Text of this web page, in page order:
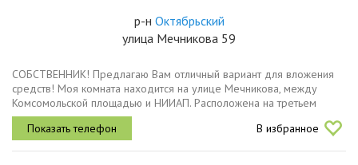
р-н Октябрьский
улица Мечникова 59
СОБСТВЕННИК! Предлагаю Вам отличный вариант для вложения
средств! Моя комната находится на улице Мечникова, между
Комсомольской площадью и НИИАП. Расположена на третьем
этаже в 4-х этажном кирпичном доме. Удобное расположение -
рядом...
В избранное